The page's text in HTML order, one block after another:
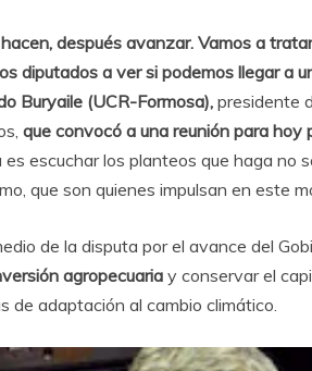
después avanzar. Vamos a
diputados a ver si podemos llegar a
Buryaile (UCR-Formosa), presidente
que convocó a una reunión para hoy
escuchar los planteos que haga no
que son quienes impulsan en este
de la disputa por el avance del
agropecuaria y conservar el
de adaptación al cambio climático.